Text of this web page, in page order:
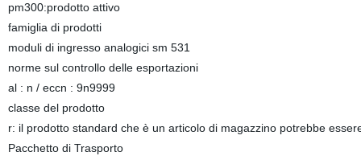
pm300:prodotto attivo
famiglia di prodotti
moduli di ingresso analogici sm 531
norme sul controllo delle esportazioni
al : n / eccn : 9n9999
classe del prodotto
r: il prodotto standard che è un articolo di magazzino potrebbe
Pacchetto di Trasporto